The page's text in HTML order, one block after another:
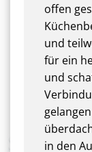
offen
und
für ein
und
in den